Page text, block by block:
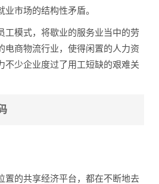
市场的结构性矛盾。
工模式，将歇业的服务业当中的劳
电商物流行业，使得闲置的人力资
不少企业度过了用工短缺的艰难关
置的共享经济平台，都在不断地去